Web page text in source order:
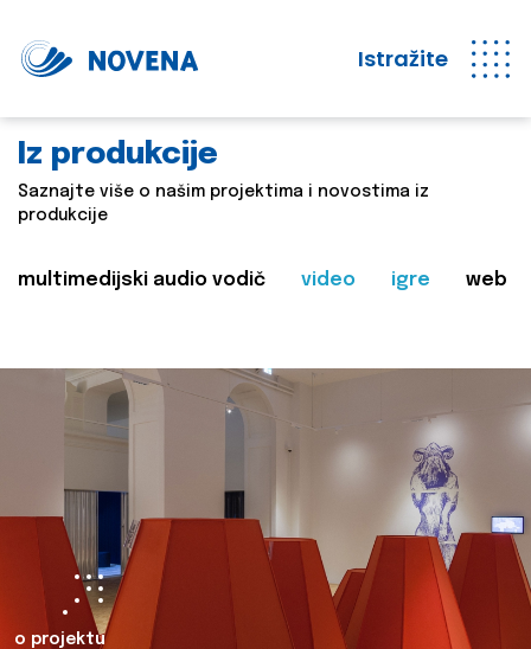
Istražite
Iz produkcije
Saznajte više o našim projektima i novostima iz
produkcije
multimedijski audio vodič video igre web
o projektu